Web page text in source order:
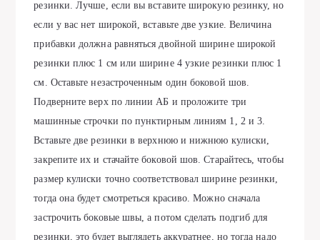
резинки. Лучше, если вы вставите широкую резинку, но
если у вас нет широкой, вставьте две узкие. Величина
прибавки должна равняться двойной ширине широкой
резинки плюс 1 см или ширине 4 узкие резинки плюс 1
см. Оставьте незастроченным один боковой шов.
Подверните верх по линии АБ и проложите три
машинные строчки по пунктирным линиям 1, 2 и 3.
Вставьте две резинки в верхнюю и нижнюю кулиски,
закрепите их и стачайте боковой шов. Старайтесь, чтобы
размер кулиски точно соответствовал ширине резинки,
тогда она будет смотреться красиво. Можно сначала
застрочить боковые швы, а потом сделать подгиб для
резинки, это будет выглядеть аккуратнее, но тогда надо